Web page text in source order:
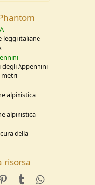
leggi italiane
degli Appennini
metri
alpinistica
alpinistica
della
risorsa
Pinterest
Tumblr